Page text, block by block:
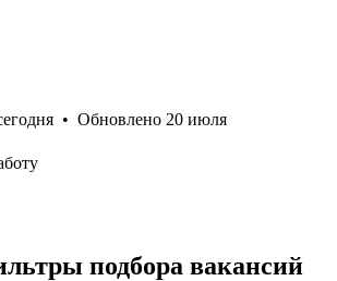
• Обновлено 20 июля
подбора вакансий